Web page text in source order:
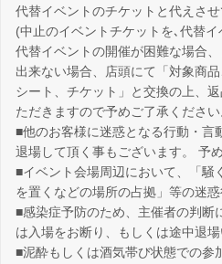
代替イベントのチケットと代えさせ
(中止のイベントチケットを､代替
代替イベントの開催が困難な場合
出来ない場合、店頭にて「対象商品
シート、チケット」と交換の上、
ただきますので予めご了承ください
■他のお客様に迷惑となる行動・言
退場して頂く事もございます。 予
■イベント会場周辺において、「騒
を置くなどの場所の占拠」等の迷惑
■感染症予防のため、主催者の判断
は入場をお断り、もしくは途中退
■泥酔もしくは酒気帯び状態での参